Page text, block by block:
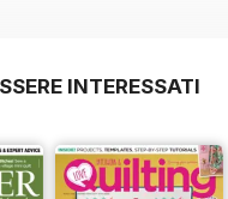
INTERESSATI